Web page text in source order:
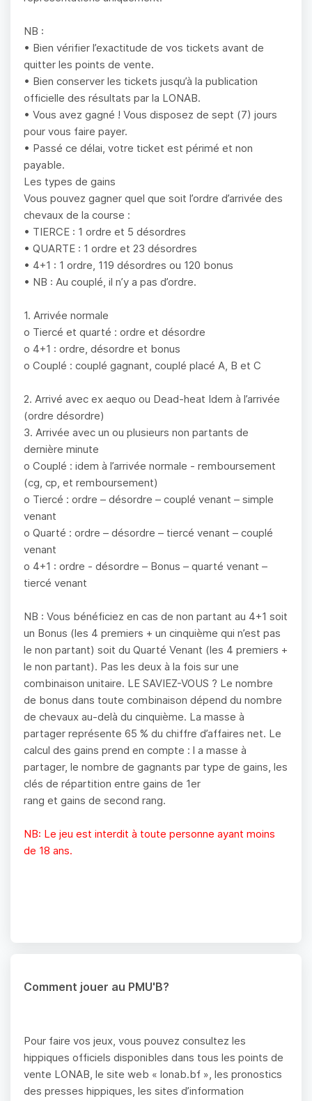
NB :
• Bien vérifier l’exactitude de vos tickets avant de
quitter les points de vente.
• Bien conserver les tickets jusqu’à la publication
officielle des résultats par la LONAB.
• Vous avez gagné ! Vous disposez de sept (7) jours
pour vous faire payer.
• Passé ce délai, votre ticket est périmé et non
payable.
Les types de gains
Vous pouvez gagner quel que soit l’ordre d’arrivée des
chevaux de la course :
• TIERCE : 1 ordre et 5 désordres
• QUARTE : 1 ordre et 23 désordres
• 4+1 : 1 ordre, 119 désordres ou 120 bonus
• NB : Au couplé, il n’y a pas d’ordre.
1. Arrivée normale
o Tiercé et quarté : ordre et désordre
o 4+1 : ordre, désordre et bonus
o Couplé : couplé gagnant, couplé placé A, B et C
2. Arrivé avec ex aequo ou Dead-heat Idem à l’arrivée
(ordre désordre)
3. Arrivée avec un ou plusieurs non partants de
dernière minute
o Couplé : idem à l’arrivée normale - remboursement
(cg, cp, et remboursement)
o Tiercé : ordre – désordre – couplé venant – simple
venant
o Quarté : ordre – désordre – tiercé venant – couplé
venant
o 4+1 : ordre - désordre – Bonus – quarté venant –
tiercé venant
NB : Vous bénéficiez en cas de non partant au 4+1 soit
un Bonus (les 4 premiers + un cinquième qui n’est pas
le non partant) soit du Quarté Venant (les 4 premiers +
le non partant). Pas les deux à la fois sur une
combinaison unitaire. LE SAVIEZ-VOUS ? Le nombre
de bonus dans toute combinaison dépend du nombre
de chevaux au-delà du cinquième. La masse à
partager représente 65 % du chiffre d’affaires net. Le
calcul des gains prend en compte : l a masse à
partager, le nombre de gagnants par type de gains, les
clés de répartition entre gains de 1er
rang et gains de second rang.
NB: Le jeu est interdit à toute personne ayant moins
de 18 ans.
Comment jouer au PMU'B?
Pour faire vos jeux, vous pouvez consultez les
hippiques officiels disponibles dans tous les points de
vente LONAB, le site web « lonab.bf », les pronostics
des presses hippiques, les sites d’information